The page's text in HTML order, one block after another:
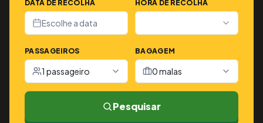
DATA DE RECOLHA
Escolhe a data
HORA DE RECOLHA
PASSAGEIROS
1 passageiro
BAGAGEM
0 malas
Pesquisar